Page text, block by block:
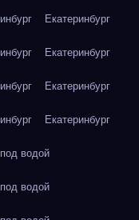
Екатеринбург
Екатеринбург
Екатеринбург
Екатеринбург
водой
водой